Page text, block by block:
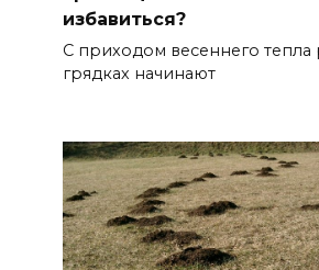
избавиться?
С приходом весеннего тепла
грядках начинают